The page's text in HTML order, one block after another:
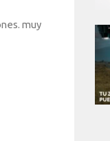
muy